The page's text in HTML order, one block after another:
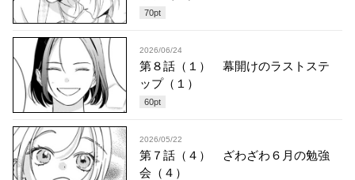
70pt
2026/06/24
第８話（１） 幕開けのラストステ
ップ（１）
60pt
2026/05/22
第７話（４） ざわざわ６月の勉強
会（４）